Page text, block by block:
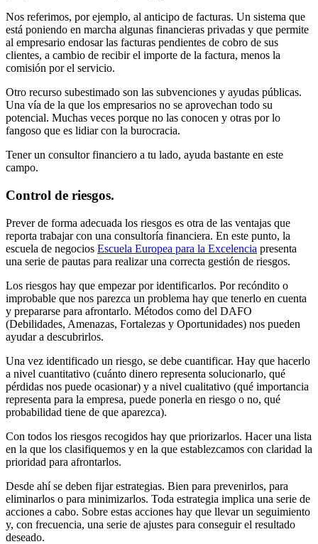
Nos referimos, por ejemplo, al anticipo de facturas. Un sistema que
está poniendo en marcha algunas financieras privadas y que permite
al empresario endosar las facturas pendientes de cobro de sus
clientes, a cambio de recibir el importe de la factura, menos la
comisión por el servicio.
Otro recurso subestimado son las subvenciones y ayudas públicas.
Una vía de la que los empresarios no se aprovechan todo su
potencial. Muchas veces porque no las conocen y otras por lo
fangoso que es lidiar con la burocracia.
Tener un consultor financiero a tu lado, ayuda bastante en este
campo.
Control de riesgos.
Prever de forma adecuada los riesgos es otra de las ventajas que
reporta trabajar con una consultoría financiera. En este punto, la
escuela de negocios Escuela Europea para la Excelencia presenta
una serie de pautas para realizar una correcta gestión de riesgos.
Los riesgos hay que empezar por identificarlos. Por recóndito o
improbable que nos parezca un problema hay que tenerlo en cuenta
y prepararse para afrontarlo. Métodos como del DAFO
(Debilidades, Amenazas, Fortalezas y Oportunidades) nos pueden
ayudar a descubrirlos.
Una vez identificado un riesgo, se debe cuantificar. Hay que hacerlo
a nivel cuantitativo (cuánto dinero representa solucionarlo, qué
pérdidas nos puede ocasionar) y a nivel cualitativo (qué importancia
representa para la empresa, puede ponerla en riesgo o no, qué
probabilidad tiene de que aparezca).
Con todos los riesgos recogidos hay que priorizarlos. Hacer una lista
en la que los clasifiquemos y en la que establezcamos con claridad la
prioridad para afrontarlos.
Desde ahí se deben fijar estrategias. Bien para prevenirlos, para
eliminarlos o para minimizarlos. Toda estrategia implica una serie de
acciones a cabo. Sobre estas acciones hay que llevar un seguimiento
y, con frecuencia, una serie de ajustes para conseguir el resultado
deseado.